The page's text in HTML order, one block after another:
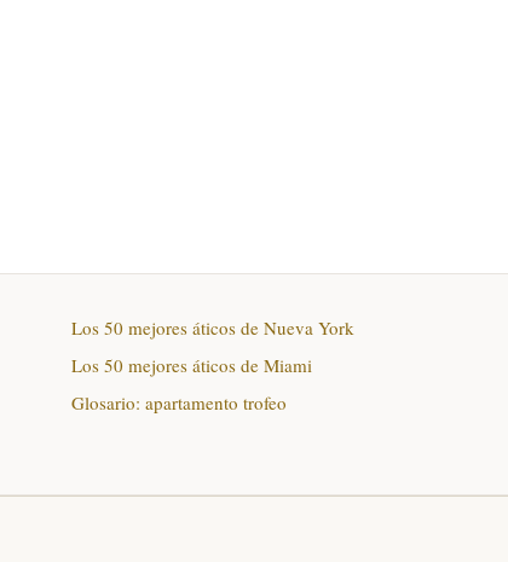
Los 50 mejores áticos de Nueva York
Los 50 mejores áticos de Miami
Glosario: apartamento trofeo